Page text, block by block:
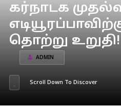
கர்நாடக
தொற்று உறுதி!
ADMIN
Scroll Down To Discover